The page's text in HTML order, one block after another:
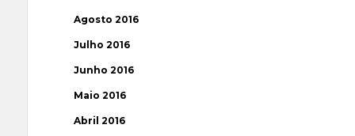
Agosto 2016
Julho 2016
Junho 2016
Maio 2016
Abril 2016